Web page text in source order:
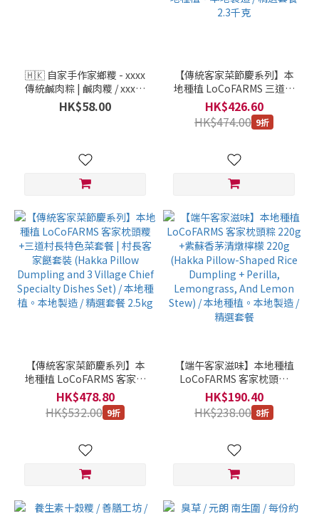
🇭🇰 自家手作家鄉糭 - xxxx
傳統鹹肉粽 | 鹹肉糭 / xxxxx
家鄉糭系列 / 1 隻 大約 350-
360克
HK$58.00
【傳統客家菜節慶系列】本
地種植 LoCoFARMS 三道村
長特色菜套餐 | 村長客家餸套
裝 (Village Chief's Hakka
Delights: Three-Dish Set) /
餐 2.3千克
HK$426.60
HK$474.00 9折
【傳統客家菜節慶系列】本
地種植 LoCoFARMS 客家枕
頭糭+三道村長特色菜套餐 |
村長客家餸套裝 (Hakka
Pillow Dumpling and 3
Dishes Set) / 本地種植。本
地製造 / 精選套餐 2.5kg
HK$478.80
HK$532.00 9折
【端午客家滋味】本地種植
LoCoFARMS 客家枕頭粽
220g +紫蘇香茅清燉檸檬
220g (Hakka Pillow-
Shaped Rice Dumpling +
Lemon Stew) / 本地種植。
本地製造 / 精選套餐
HK$190.40
HK$238.00 8折